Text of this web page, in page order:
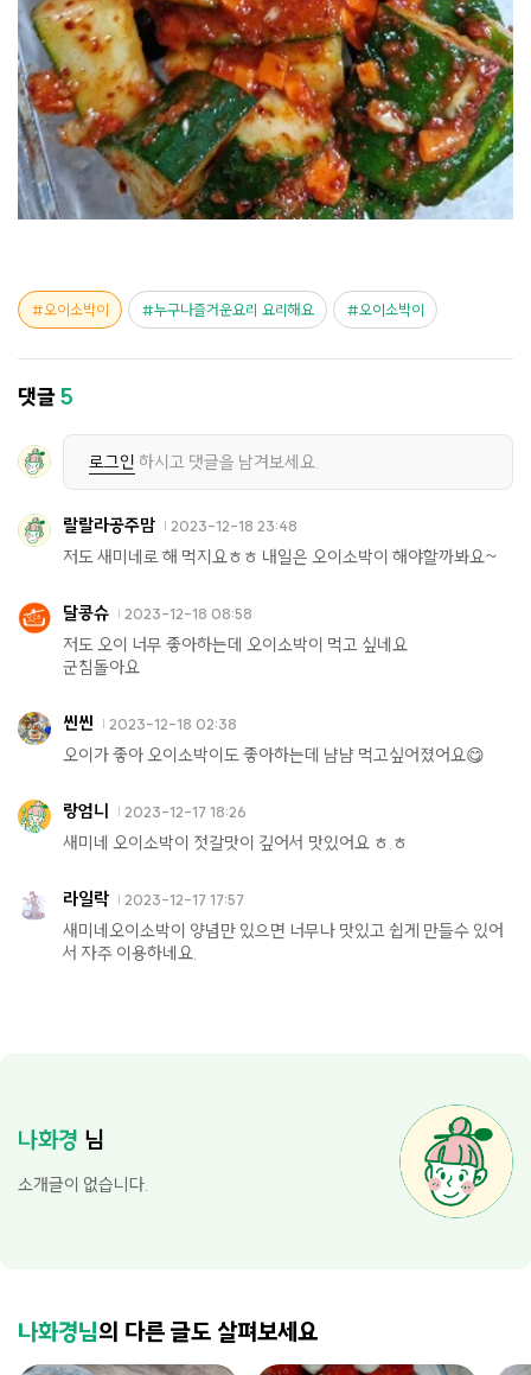
오이소박이 누구나즐거운요리 요리해요 오이소박이
댓글5
로그인 하시고 댓글을 남겨보세요.
랄랄라공주맘 2023-12-18 23:48
저도 새미네로 해 먹지요ㅎㅎ 내일은 오이소박이 해야할까봐요~
달콩슈 2023-12-18 08:58
저도 오이 너무 좋아하는데 오이소박이 먹고 싶네요
군침돌아요
씬씬 2023-12-18 02:38
오이가 좋아 오이소박이도 좋아하는데 냠냠 먹고싶어졌어요😋
랑엄니 2023-12-17 18:26
새미네 오이소박이 젓갈맛이 깊어서 맛있어요 ㅎ.ㅎ
라일락 2023-12-17 17:57
새미네오이소박이 양념만 있으면 너무나 맛있고 쉽게 만들수 있어
서 자주 이용하네요.
나화경 님
소개글이 없습니다.
나화경님의 다른 글도 살펴보세요